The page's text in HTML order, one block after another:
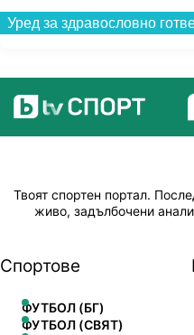
Твоят спортен портал.
живо, задълбочени
Спортове
ФУТБОЛ (БГ)
ФУТБОЛ (СВЯТ)